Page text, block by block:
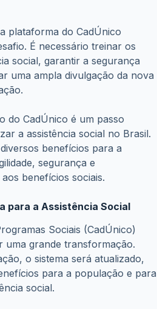
Com a nova plataforma, o
preciso. As informações
serão cruzadas com outras
identificar com maior precisão
ao benefício. Além disso, a nova
de novas famílias em
do programa.
sobre garantias
empresas devem seguir